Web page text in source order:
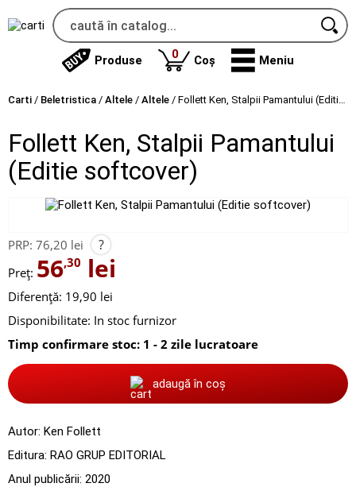
Produse 0produse
Coș Meniu
Carti / Beletristica / Altele / Altele / Follett Ken, Stalpii Pamantului (Editie softcover)
Follett Ken, Stalpii Pamantului
(Editie softcover)
PRP: 76,20 lei ?
Preț: 56,30 lei
Diferență: 19,90 lei
Disponibilitate: In stoc furnizor
Timp confirmare stoc: 1 - 2 zile lucratoare
adaugă în coș
Autor: Ken Follett
Editura: RAO GRUP EDITORIAL
Anul publicării: 2020